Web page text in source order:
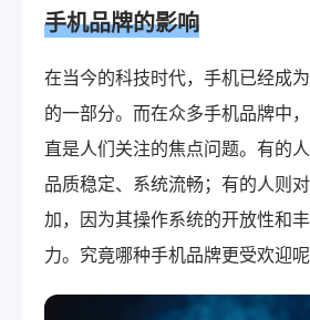
手机品牌的影响
在当今的科技时代，手机已经成
的一部分。而在众多手机品牌中
直是人们关注的焦点问题。有的
品质稳定、系统流畅；有的人则
加，因为其操作系统的开放性和
力。究竟哪种手机品牌更受欢迎呢